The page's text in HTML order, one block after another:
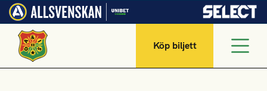
Köp biljett